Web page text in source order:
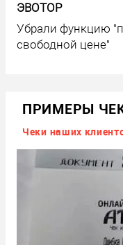
ЭВОТОР
Убрали функцию
свободной цене"
ПРИМЕРЫ
Чеки наших